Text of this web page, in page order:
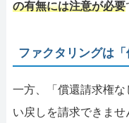
の有無には注意が必要
ファクタリングは「
一方、「償還請求権
い戻しを請求できませ